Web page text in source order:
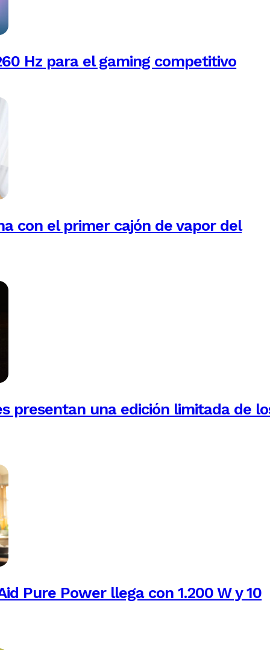
Hz para el gaming competitivo
con el primer cajón de vapor del
presentan una edición limitada de
Pure Power llega con 1.200 W y 10